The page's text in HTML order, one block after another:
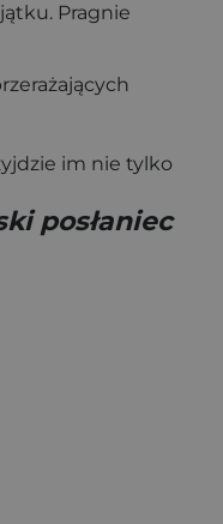
Pragnie
im nie tylko
posłaniec